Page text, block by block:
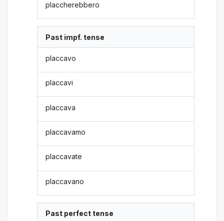
placcherebbero
Past impf. tense
placcavo
placcavi
placcava
placcavamo
placcavate
placcavano
Past perfect tense